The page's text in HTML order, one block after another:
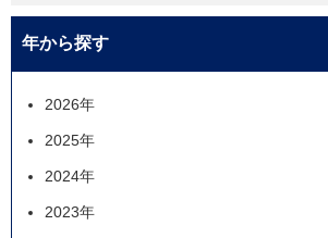
年から探す
2026年
2025年
2024年
2023年